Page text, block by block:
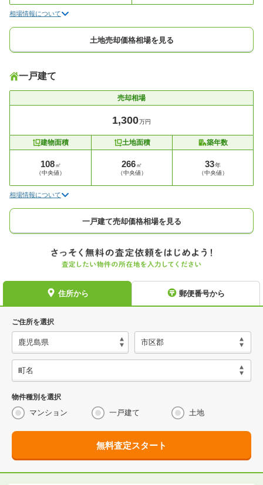
相場情報について
土地売却価格相場を見る
一戸建て
売却相場
1,300万円
建物面積
108 ㎡
（中央値）
土地面積
266㎡
（中央値）
築年数
33年
（中央値）
相場情報について
一戸建て売却価格相場を見る
住所から 郵便番号から
ご住所を選択
物件種別を選択
マンション 一戸建て 土地
無料査定スタート